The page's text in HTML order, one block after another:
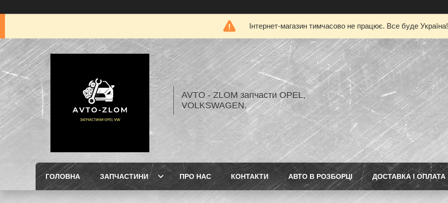
Інтернет-магазин тимчасово не працює. Все буде Україна!
AVTO - ZLOM запчасти OPEL,
VOLKSWAGEN.
ГОЛОВНА ЗАПЧАСТИНИ ПРО НАС КОНТАКТИ АВТО В РОЗБОРЦІ ДОСТАВКА І ОПЛАТА